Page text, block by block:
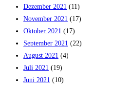
Dezember 2021 (11)
November 2021 (17)
Oktober 2021 (17)
September 2021 (22)
August 2021 (4)
Juli 2021 (19)
Juni 2021 (10)